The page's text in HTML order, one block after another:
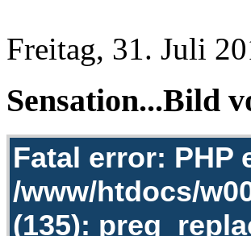
Freitag, 31. Juli
Sensation...Bild
Fatal error: PHP
/www/htdocs/
(135):